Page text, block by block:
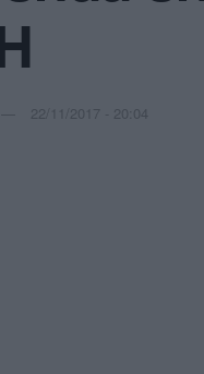
22/11/2017 - 20:04